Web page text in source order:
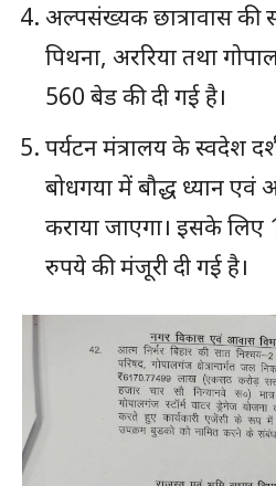
अल्पसंख्यक छात्रावास की
पिथना, अररिया तथा
560 बेड की दी गई है।
पर्यटन मंत्रालय के स्वदेश
बोधगया में बौद्ध ध्यान एवं
कराया जाएगा। इसके
रुपये की मंजूरी दी गई है।